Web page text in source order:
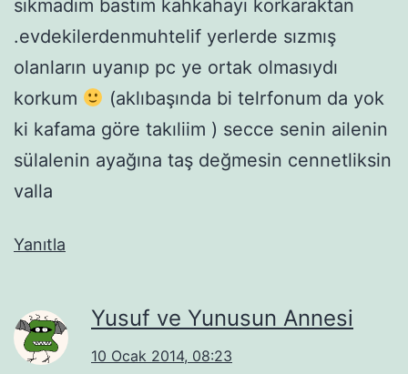
sıkmadım bastım kahkahayı korkaraktan
.evdekilerdenmuhtelif yerlerde sızmış
olanların uyanıp pc ye ortak olmasıydı
korkum
(aklıbaşında bi telrfonum da yok
ki kafama göre takıliim ) secce senin ailenin
sülalenin ayağına taş değmesin cennetliksin
valla
Yanıtla
Yusuf ve Yunusun Annesi
10 Ocak 2014, 08:23